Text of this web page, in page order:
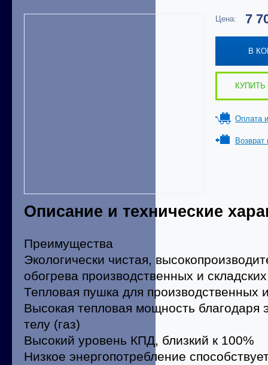
Цена: 7
В
КУПИТЬ
Оплата
Возврат
Описание и технические
Преимущества
Экологически чистая,
обогрева производственных и
Тепловая пушка для производственных
Высокая тепловая мощность благодаря
телу (газ)
Высокий уровень КПД, близкий к 100%
Низкое энергопотребление